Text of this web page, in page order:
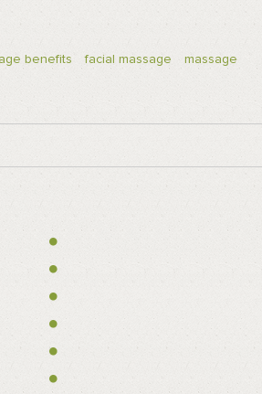
benefits facial massage
massage